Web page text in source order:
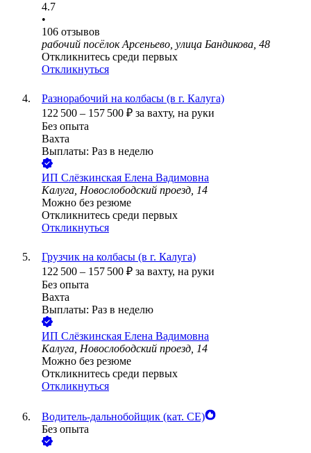
4.7
•
106 отзывов
рабочий посёлок Арсеньево, улица Бандикова, 48
Откликнитесь среди первых
Откликнуться
Разнорабочий на колбасы (в г. Калуга)
122 500 – 157 500 ₽ за вахту, на руки
Без опыта
Вахта
Выплаты: Раз в неделю
ИП Слёзкинская Елена Вадимовна
Калуга, Новослободский проезд, 14
Можно без резюме
Откликнитесь среди первых
Откликнуться
Грузчик на колбасы (в г. Калуга)
122 500 – 157 500 ₽ за вахту, на руки
Без опыта
Вахта
Выплаты: Раз в неделю
ИП Слёзкинская Елена Вадимовна
Калуга, Новослободский проезд, 14
Можно без резюме
Откликнитесь среди первых
Откликнуться
Водитель-дальнобойщик (кат. CE)
Без опыта